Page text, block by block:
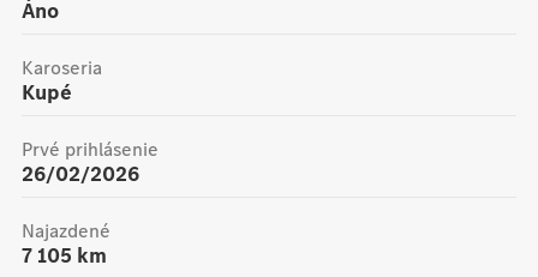
Áno
Kupé
Karoseria
26/02/2026
Prvé prihlásenie
7 105 km
Najazdené